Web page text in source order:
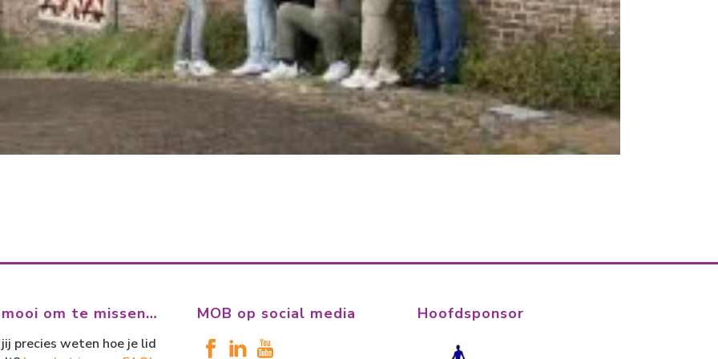
om te missen…
precies weten hoe je lid
MOB op social media Hoofdsponsor